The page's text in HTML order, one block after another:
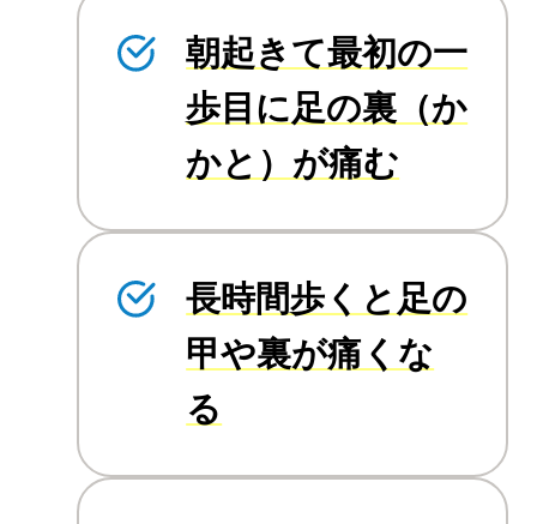
朝起きて最初の一
歩目に足の裏（か
かと）が痛む
長時間歩くと足の
甲や裏が痛くな
る